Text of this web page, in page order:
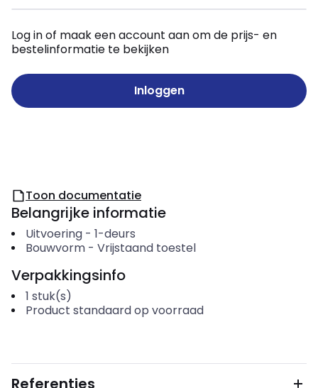
Log in of maak een account aan om de prijs- en
bestelinformatie te bekijken
Inloggen
Toon documentatie
Belangrijke informatie
Uitvoering- 1-deurs
Bouwvorm- Vrijstaand toestel
Verpakkingsinfo
1 stuk(s)
Product standaard op voorraad
Referenties